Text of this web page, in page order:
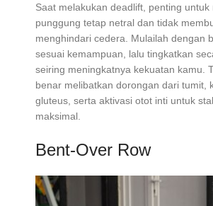
Saat melakukan deadlift, penting untuk
punggung tetap netral dan tidak
menghindari cedera. Mulailah dengan
sesuai kemampuan, lalu tingkatkan
seiring meningkatnya kekuatan kamu.
benar melibatkan dorongan dari tumit,
gluteus, serta aktivasi otot inti untuk
maksimal.
Bent-Over Row